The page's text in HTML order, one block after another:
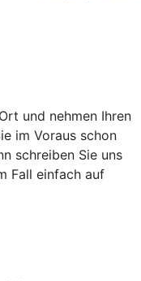
und nehmen Ihren
im Voraus schon
schreiben Sie uns
Fall einfach auf